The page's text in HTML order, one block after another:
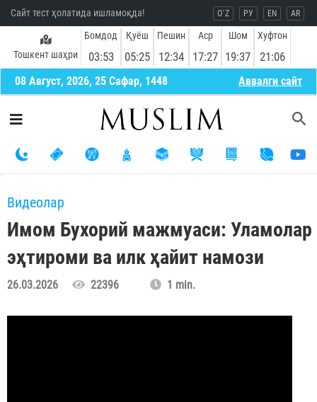
Сайт тест ҳолатида ишламоқда! O`Z РУ EN AR
Тошкент шаҳри
Бомдод
03:53
Қуёш
05:25
Пешин
12:34
Аср
17:27
Шом
19:37
Хуфтон
21:06
08 Август, 2026, 25 Сафар, 1448 Aввалги сайт
Видеолар
Имом Бухорий мажмуаси: Уламолар
эҳтироми ва илк ҳайит намози
26.03.2026 22396 1 min.